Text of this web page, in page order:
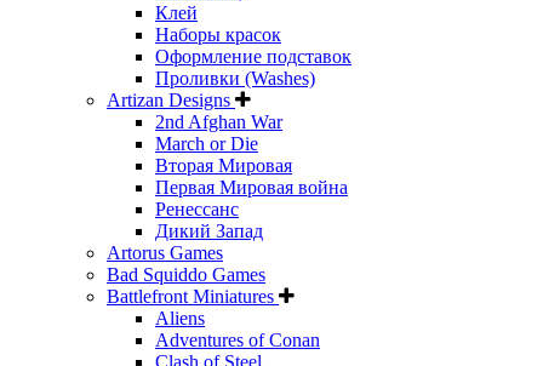
Клей
Наборы красок
Оформление подставок
Проливки (Washes)
Artizan Designs
2nd Afghan War
March or Die
Вторая Мировая
Первая Мировая война
Ренессанс
Дикий Запад
Artorus Games
Bad Squiddo Games
Battlefront Miniatures
Aliens
Adventures of Conan
Clash of Steel